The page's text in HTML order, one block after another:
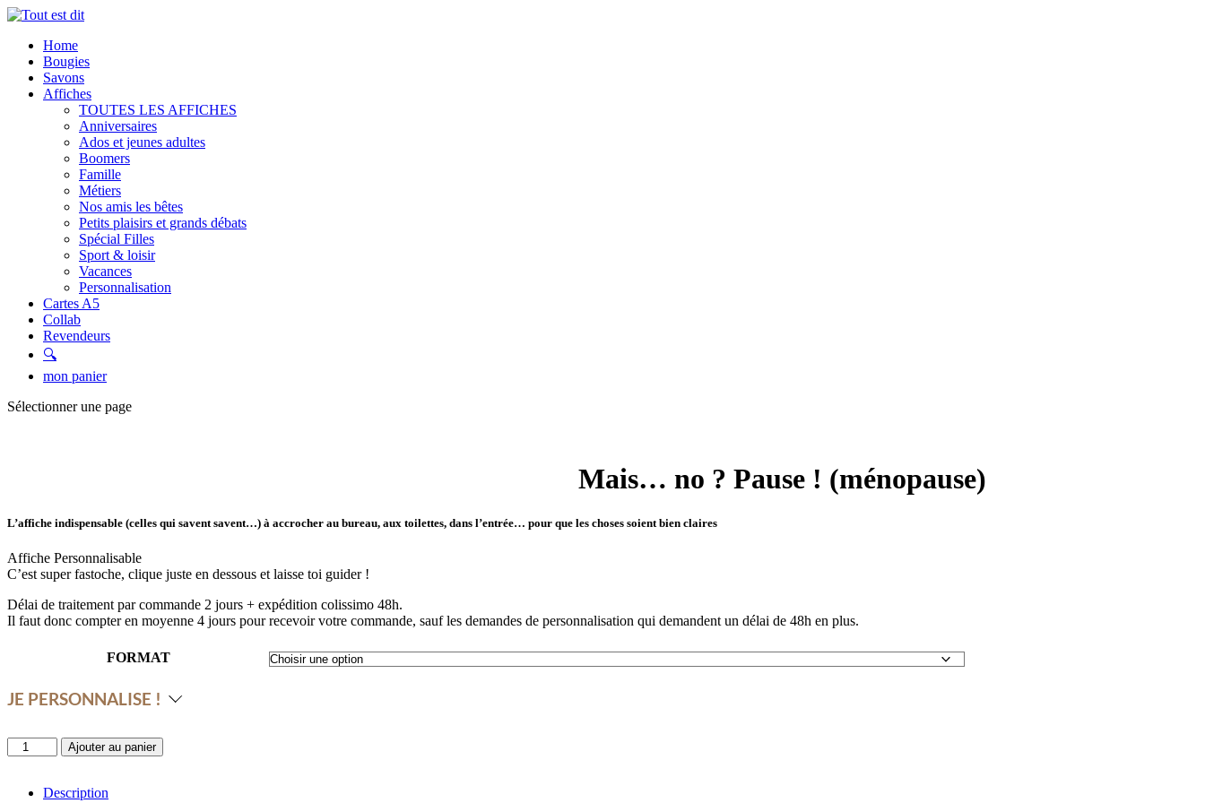
Home
Bougies
Savons
Affiches
TOUTES LES AFFICHES
Anniversaires
Ados et jeunes adultes
Boomers
Famille
Métiers
Nos amis les bêtes
Petits plaisirs et grands débats
Spécial Filles
Sport & loisir
Vacances
Personnalisation
Cartes A5
Collab
Revendeurs
🔍
mon panier
Sélectionner une page
Mais… no ? Pause ! (ménopause)
L’affiche indispensable (celles qui savent savent…) à accrocher au bureau, aux toilettes, dans l’entrée… pour que les choses soient bien claires
Affiche Personnalisable
C’est super fastoche, clique juste en dessous et laisse toi guider !
Délai de traitement par commande 2 jours + expédition colissimo 48h.
Il faut donc compter en moyenne 4 jours pour recevoir votre commande, sauf les demandes de personnalisation qui demandent un délai de 48h en plus.
FORMAT
JE PERSONNALISE !
quantité
de
Ajouter au panier
Description